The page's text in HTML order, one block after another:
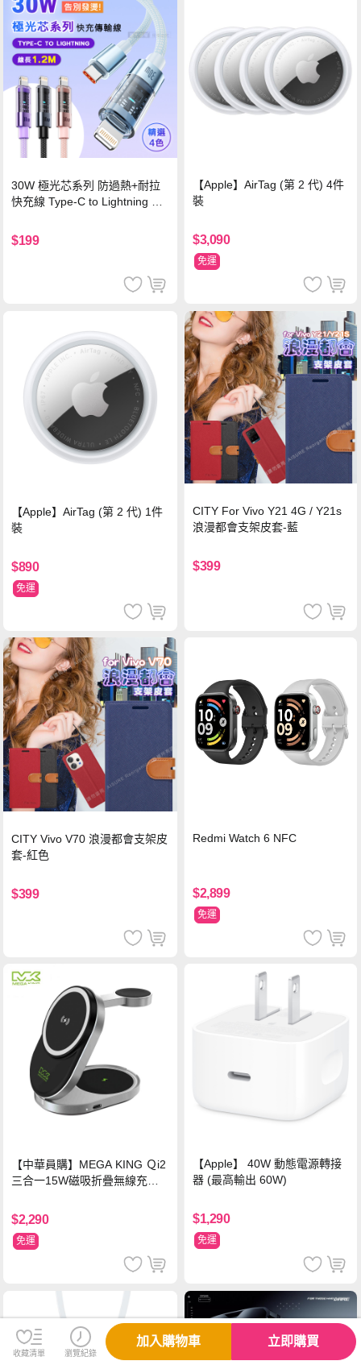
30W 極光芯系列 防過熱+耐拉
快充線 Type-C to Lightning 傳
$199
【Apple】AirTag (第 2 代) 4件
裝
$3,090
免運
【Apple】AirTag (第 2 代) 1件
裝
$890
免運
CITY For Vivo Y21 4G / Y21s
浪漫都會支架皮套-藍
$399
CITY Vivo V70 浪漫都會支架皮
套-紅色
$399
Redmi Watch 6 NFC
$2,899
免運
【中華員購】MEGA KING Ｑi2
三合一15W磁吸折疊無線充電
$2,290
免運
【Apple】 40W 動態電源轉接
器 (最高輸出 60W)
$1,290
免運
收藏清單 瀏覽紀錄
加入購物車 立即購買